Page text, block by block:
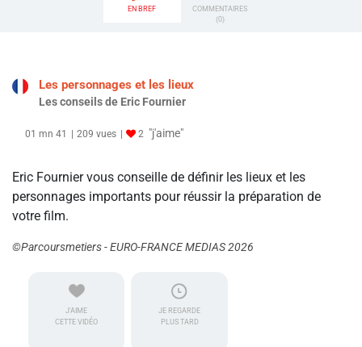
EN BREF
COMMENTAIRES
(0)
Les personnages et les lieux
Les conseils de Eric Fournier
01 mn 41 209 vues 2 "j'aime"
Eric Fournier vous conseille de définir les lieux et les
personnages importants pour réussir la préparation de
votre film.
©Parcoursmetiers - EURO-FRANCE MEDIAS 2026
J'AIME
CETTE VIDÉO
JE REGARDE
PLUS TARD